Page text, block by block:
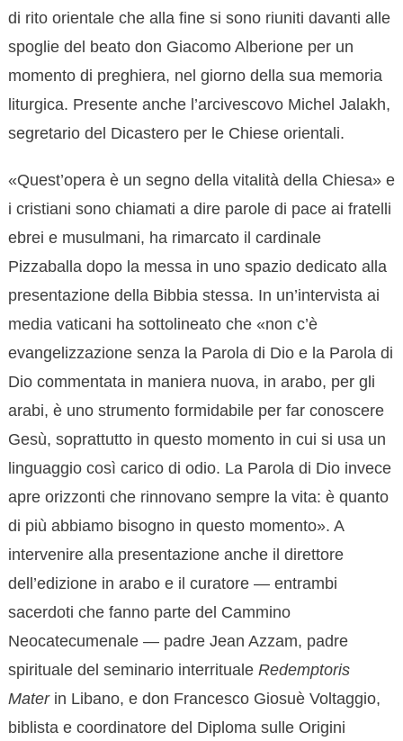
di rito orientale che alla fine si sono riuniti davanti alle
spoglie del beato don Giacomo Alberione per un
momento di preghiera, nel giorno della sua memoria
liturgica. Presente anche l’arcivescovo Michel Jalakh,
segretario del Dicastero per le Chiese orientali.
«Quest’opera è un segno della vitalità della Chiesa» e
i cristiani sono chiamati a dire parole di pace ai fratelli
ebrei e musulmani, ha rimarcato il cardinale
Pizzaballa dopo la messa in uno spazio dedicato alla
presentazione della Bibbia stessa. In un’intervista ai
media vaticani ha sottolineato che «non c’è
evangelizzazione senza la Parola di Dio e la Parola di
Dio commentata in maniera nuova, in arabo, per gli
arabi, è uno strumento formidabile per far conoscere
Gesù, soprattutto in questo momento in cui si usa un
linguaggio così carico di odio. La Parola di Dio invece
apre orizzonti che rinnovano sempre la vita: è quanto
di più abbiamo bisogno in questo momento». A
intervenire alla presentazione anche il direttore
dell’edizione in arabo e il curatore — entrambi
sacerdoti che fanno parte del Cammino
Neocatecumenale — padre Jean Azzam, padre
spirituale del seminario interritualeRedemptoris
Materin Libano, e don Francesco Giosuè Voltaggio,
biblista e coordinatore del Diploma sulle Origini